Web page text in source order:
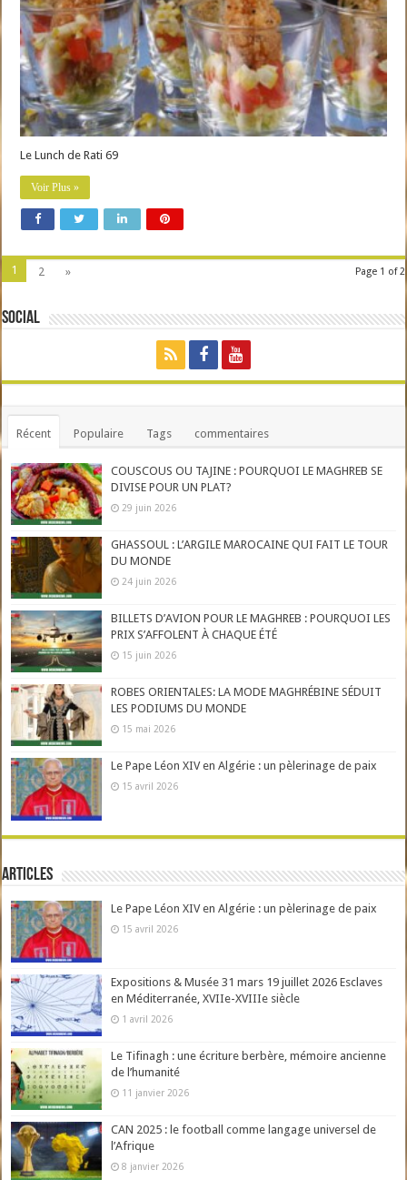
Le Lunch de Rati 69
Voir Plus »
Page 1 of 2
1 2 »
Social
Récent Populaire Tags commentaires
COUSCOUS OU TAJINE : POURQUOI LE MAGHREB SE
DIVISE POUR UN PLAT?
29 juin 2026
GHASSOUL : L’ARGILE MAROCAINE QUI FAIT LE TOUR
DU MONDE
24 juin 2026
BILLETS D’AVION POUR LE MAGHREB : POURQUOI LES
PRIX S’AFFOLENT À CHAQUE ÉTÉ
15 juin 2026
ROBES ORIENTALES: LA MODE MAGHRÉBINE SÉDUIT
LES PODIUMS DU MONDE
15 mai 2026
Le Pape Léon XIV en Algérie : un pèlerinage de paix
15 avril 2026
Articles
Le Pape Léon XIV en Algérie : un pèlerinage de paix
15 avril 2026
Expositions & Musée 31 mars 19 juillet 2026 Esclaves
en Méditerranée, XVIIe-XVIIIe siècle
1 avril 2026
Le Tifinagh : une écriture berbère, mémoire ancienne
de l’humanité
11 janvier 2026
CAN 2025 : le football comme langage universel de
l’Afrique
8 janvier 2026